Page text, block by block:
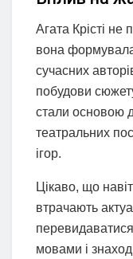
Агата Крісті
вона
сучасних
побудови
стали основою
театральних
ігор.
Цікаво, що
втрачають
мовами і